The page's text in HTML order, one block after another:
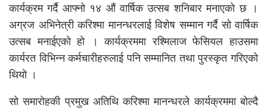
कार्यक्रम गर्दै आफ्नो १४ औं वार्षिक उत्सब शनिबार मनाएको छ ।
अग्रज अभिनेत्री करिश्मा मानन्धरलाई विशेष सम्मान गर्दै सो वार्षिक
उत्सब मनाईएको हो । कार्यक्रममा रश्मिलाज फेसियल हाउसमा
कार्यरत विभिन्न कर्मचारीहरुलाई पनि सम्मानित तथा पुरस्कृत गरिएको
थियो ।
सो समारोहकी प्रमुख अतिथि करिश्मा मानन्धरले कार्यक्रममा बोल्दै